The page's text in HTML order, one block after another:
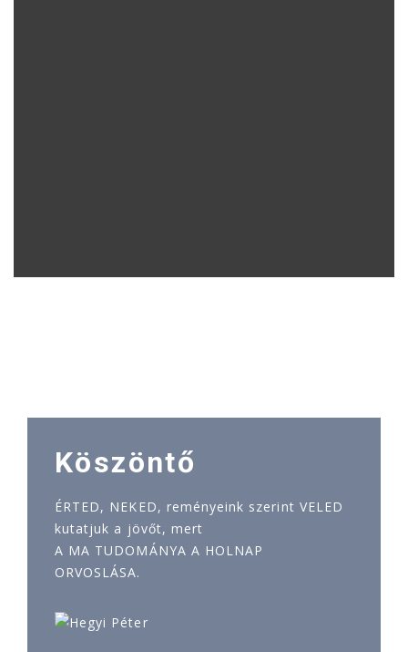
Köszöntő
ÉRTED, NEKED, reményeink szerint VELED
kutatjuk a jövőt, mert
A MA TUDOMÁNYA A HOLNAP
ORVOSLÁSA.